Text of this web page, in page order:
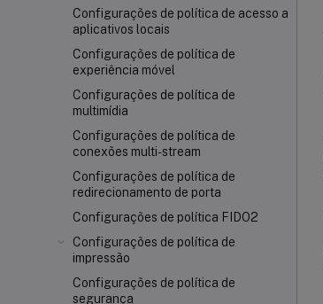
Configurações de política de acesso a
aplicativos locais
Configurações de política de
experiência móvel
Configurações de política de
multimídia
Configurações de política de
conexões multi-stream
Configurações de política de
redirecionamento de porta
Configurações de política FIDO2
Configurações de política de
impressão
Configurações de política de
segurança